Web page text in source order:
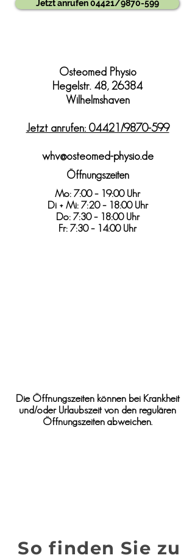
Jetzt anrufen 04421/9870-599
Osteomed Physio
Hegelstr. 48, 26384
Wilhelmshaven
Jetzt anrufen: 04421/9870-599
whv@osteomed-physio.de
Öffnungszeiten
Mo: 7:00 – 19:00 Uhr
Di + Mi: 7:20 – 18:00 Uhr
Do: 7:30 – 18:00 Uhr
Fr: 7:30 – 14:00 Uhr
Die Öffnungszeiten können bei Krankheit
und/oder Urlaubszeit von den regulären
Öffnungszeiten abweichen.
So finden Sie zu